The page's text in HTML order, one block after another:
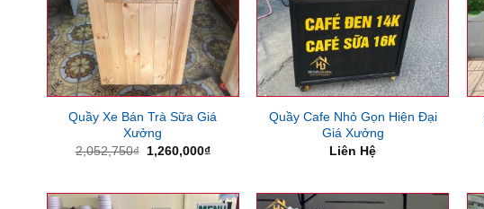
Quầy Xe Bán Trà Sữa Giá
Xưởng
2,052,750₫ Giá
1,260,000₫Giá
1,260,000₫.
Quầy Cafe Nhỏ Gọn Hiện Đại
Giá Xưởng
Liên Hệ